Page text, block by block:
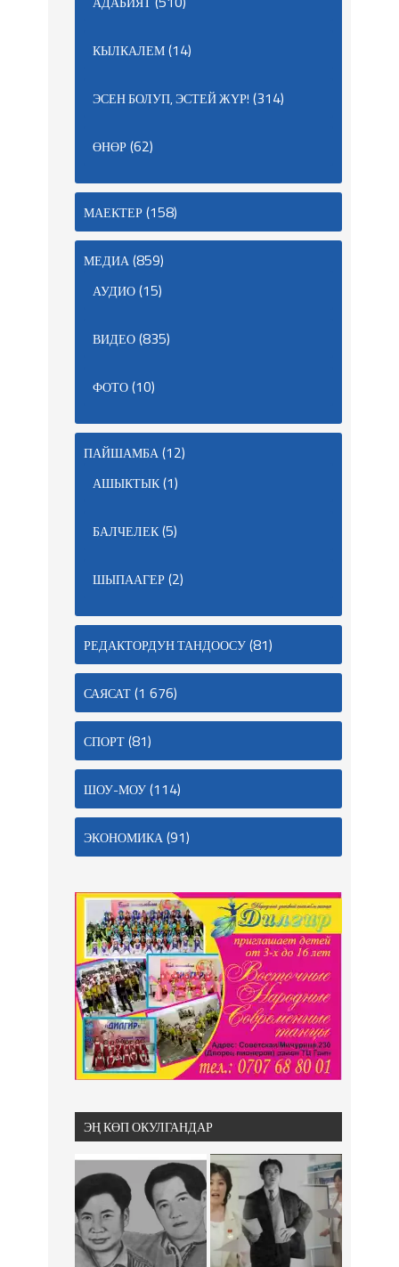
КЫЛКАЛЕМ(14)
ЭСЕН БОЛУП, ЭСТЕЙ ЖҮР! (314)
ӨНӨР(62)
МАЕКТЕР(158)
МЕДИА(859)
АУДИО(15)
ВИДЕО(835)
ФОТО(10)
ПАЙШАМБА(12)
АШЫКТЫК(1)
БАЛЧЕЛЕК(5)
ШЫПААГЕР(2)
РЕДАКТОРДУН ТАНДООСУ(81)
САЯСАТ(1 676)
СПОРТ(81)
ШОУ-МОУ(114)
ЭКОНОМИКА(91)
ЭҢ КӨП ОКУЛГАНДАР